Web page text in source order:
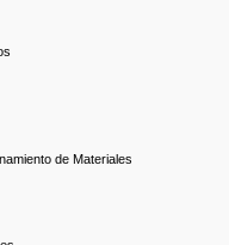
de Materiales